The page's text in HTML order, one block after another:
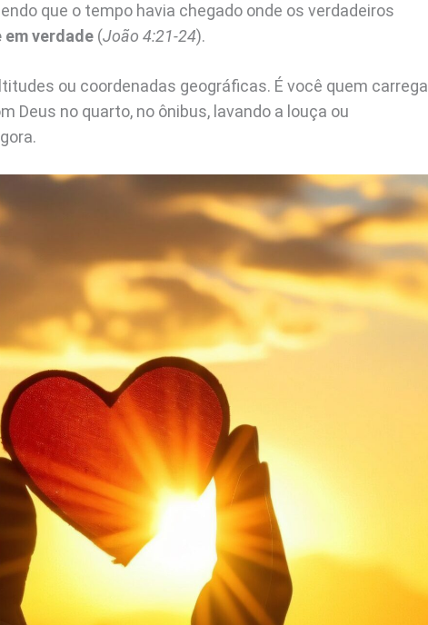
que o tempo havia chegado onde os verdadeiros
em verdade (João 4:21-24).
ou coordenadas geográficas. É você quem carrega
Deus no quarto, no ônibus, lavando a louça ou